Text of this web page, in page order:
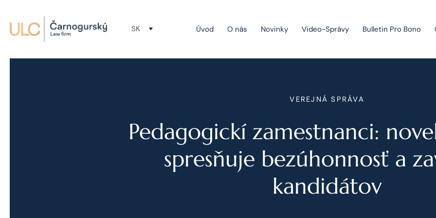
SK Úvod O nás Novinky Video-Správy Bulletin Pro Bono
Právo obchodných spoločností
VEREJNÁ SPRÁVA
Pedagogickí zamestnanci:
spresňuje bezúhonnosť a
kandidátov